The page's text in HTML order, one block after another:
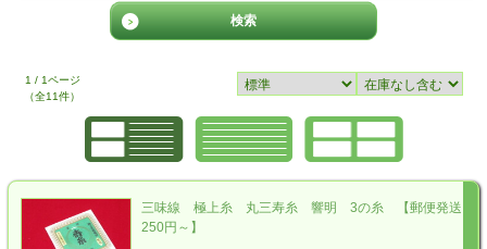
1 / 1ページ
（全11件）
三味線 極上糸 丸三寿糸 響明 3の糸 【郵便発送
250円～】